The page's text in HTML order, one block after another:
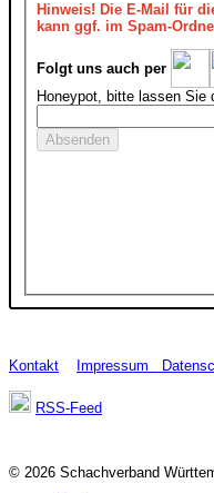
Hinweis! Die E-Mail für
kann ggf. im Spam-
Folgt uns auch per
Honeypot, bitte lassen Sie
Kontakt Impressum
RSS-Feed
© 2026 Schachverband